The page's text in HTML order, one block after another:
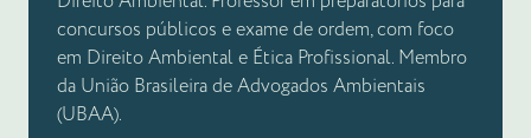
concursos públicos e exame de ordem, com foco
em Direito Ambiental e Ética Profissional. Membro
da União Brasileira de Advogados Ambientais
(UBAA).